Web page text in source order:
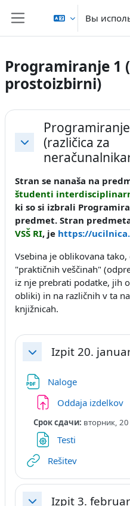
Перейти к основному
Боковая панель
Вы
Programiranje 1
prostoizbirni)
Section outline
Свернуть
Programiranje
(različica za
Stran se nanaša na
študenti
ki so si izbrali
predmet. Stran
VSŠ RI, je https://
Vsebina je oblikovana
"praktičnih veščinah"
iz nje prebrati podatke, jih
obliki) in na različnih v ta
knjižnicah.
СвернутьIzpit 20.
Naloge
Oddaja izdelkov
Срок сдачи: вторник,
Testi
RešitevГиперссылка
Izpit 3.